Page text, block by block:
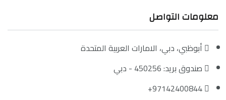
معلومات التواصل
أبوظبي، دبي، الامارات العربية المتحدة
صندوق بريد: 450256 - دبي
97142400844+